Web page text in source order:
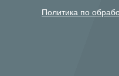
Политика по